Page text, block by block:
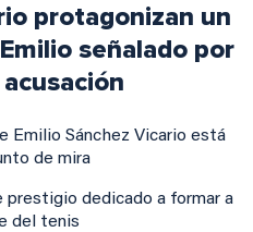
protagonizan un
señalado por
Emilio Sánchez Vicario está
de mira
prestigio dedicado a formar a
del tenis